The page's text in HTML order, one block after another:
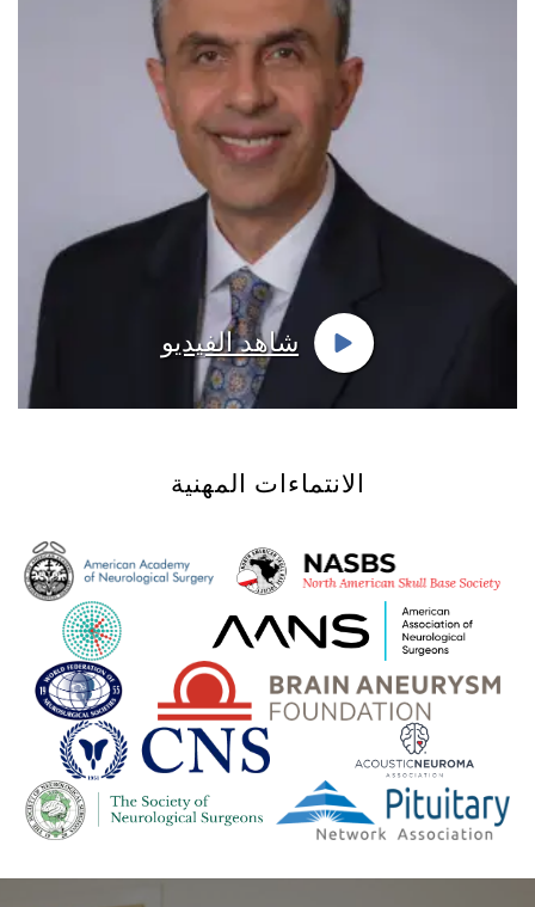
شاهد الفيديو
الانتماءات المهنية